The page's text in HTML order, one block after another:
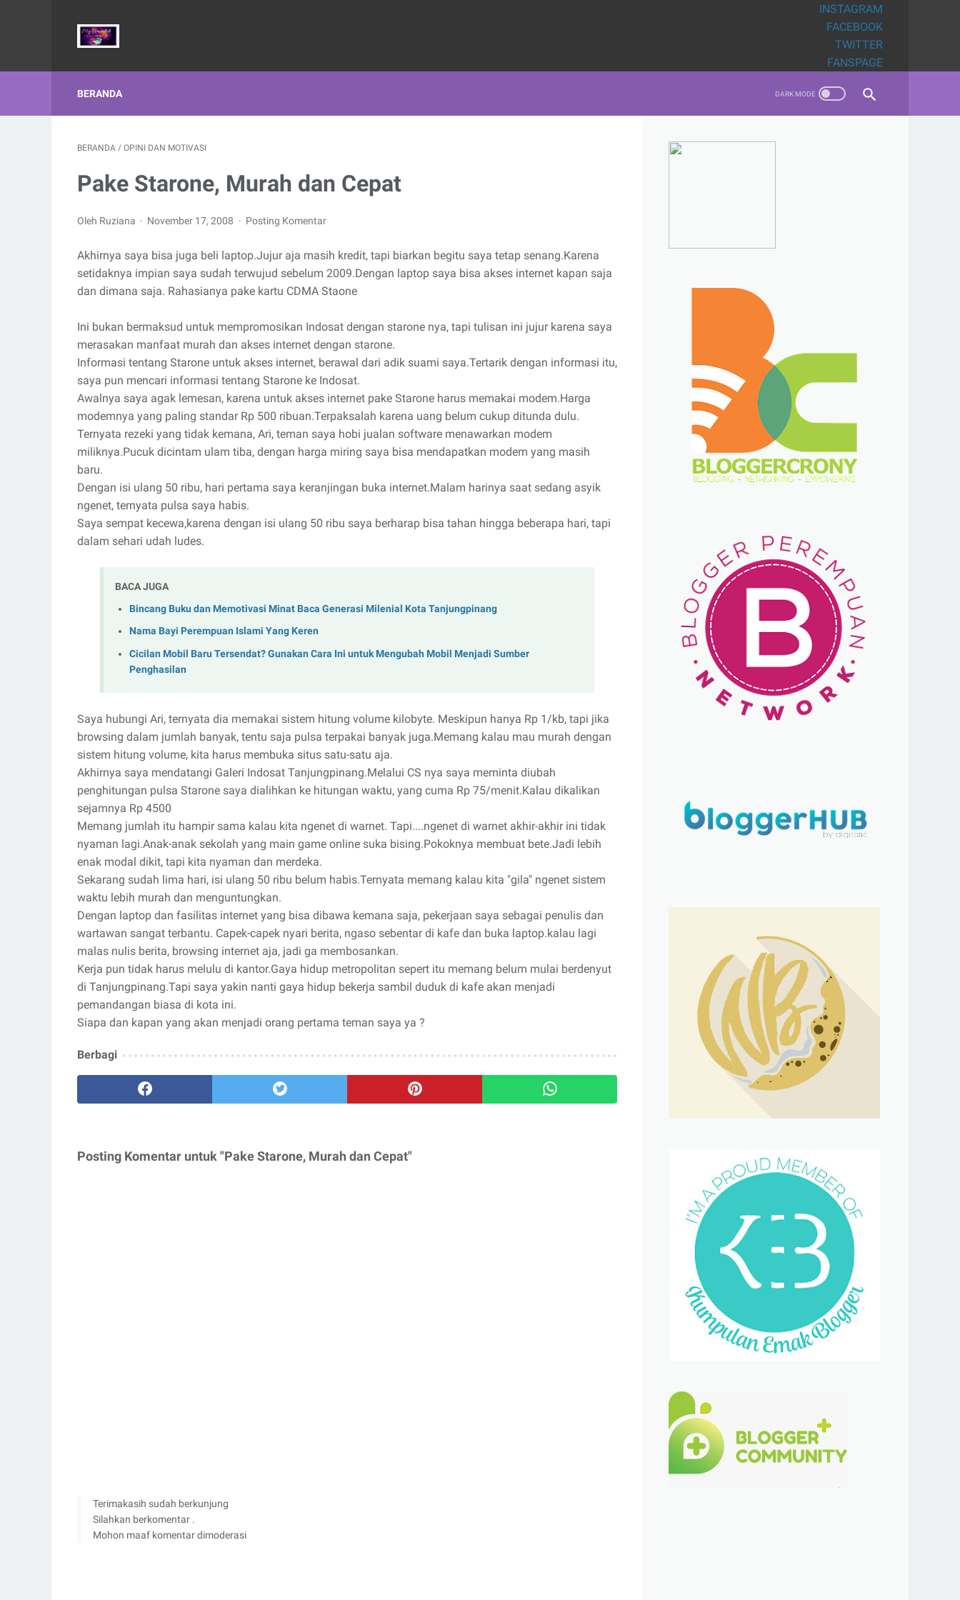
INSTAGRAM
FACEBOOK
TWITTER
FANSPAGE
BERANDA
BERANDA / OPINI DAN MOTIVASI
Pake Starone, Murah dan Cepat
Oleh Ruziana November 17, 2008 Posting Komentar
Akhirnya saya bisa juga beli laptop.Jujur aja masih kredit, tapi biarkan begitu saya tetap senang.Karena
setidaknya impian saya sudah terwujud sebelum 2009.Dengan laptop saya bisa akses internet kapan saja
dan dimana saja. Rahasianya pake kartu CDMA Staone
Ini bukan bermaksud untuk mempromosikan Indosat dengan starone nya, tapi tulisan ini jujur karena saya
merasakan manfaat murah dan akses internet dengan starone.
Informasi tentang Starone untuk akses internet, berawal dari adik suami saya.Tertarik dengan informasi itu,
saya pun mencari informasi tentang Starone ke Indosat.
Awalnya saya agak lemesan, karena untuk akses internet pake Starone harus memakai modem.Harga
modemnya yang paling standar Rp 500 ribuan.Terpaksalah karena uang belum cukup ditunda dulu.
Ternyata rezeki yang tidak kemana, Ari, teman saya hobi jualan software menawarkan modem
miliknya.Pucuk dicintam ulam tiba, dengan harga miring saya bisa mendapatkan modem yang masih
baru.
Dengan isi ulang 50 ribu, hari pertama saya keranjingan buka internet.Malam harinya saat sedang asyik
ngenet, ternyata pulsa saya habis.
Saya sempat kecewa,karena dengan isi ulang 50 ribu saya berharap bisa tahan hingga beberapa hari, tapi
dalam sehari udah ludes.
BACA JUGA
Bincang Buku dan Memotivasi Minat Baca Generasi Milenial Kota Tanjungpinang
Nama Bayi Perempuan Islami Yang Keren
Cicilan Mobil Baru Tersendat? Gunakan Cara Ini untuk Mengubah Mobil Menjadi Sumber
Penghasilan
Saya hubungi Ari, ternyata dia memakai sistem hitung volume kilobyte. Meskipun hanya Rp 1/kb, tapi jika
browsing dalam jumlah banyak, tentu saja pulsa terpakai banyak juga.Memang kalau mau murah dengan
sistem hitung volume, kita harus membuka situs satu-satu aja.
Akhirnya saya mendatangi Galeri Indosat Tanjungpinang.Melalui CS nya saya meminta diubah
penghitungan pulsa Starone saya dialihkan ke hitungan waktu, yang cuma Rp 75/menit.Kalau dikalikan
sejamnya Rp 4500
Memang jumlah itu hampir sama kalau kita ngenet di warnet. Tapi....ngenet di warnet akhir-akhir ini tidak
nyaman lagi.Anak-anak sekolah yang main game online suka bising.Pokoknya membuat bete.Jadi lebih
enak modal dikit, tapi kita nyaman dan merdeka.
Sekarang sudah lima hari, isi ulang 50 ribu belum habis.Ternyata memang kalau kita "gila" ngenet sistem
waktu lebih murah dan menguntungkan.
Dengan laptop dan fasilitas internet yang bisa dibawa kemana saja, pekerjaan saya sebagai penulis dan
wartawan sangat terbantu. Capek-capek nyari berita, ngaso sebentar di kafe dan buka laptop.kalau lagi
malas nulis berita, browsing internet aja, jadi ga membosankan.
Kerja pun tidak harus melulu di kantor.Gaya hidup metropolitan sepert itu memang belum mulai berdenyut
di Tanjungpinang.Tapi saya yakin nanti gaya hidup bekerja sambil duduk di kafe akan menjadi
pemandangan biasa di kota ini.
Siapa dan kapan yang akan menjadi orang pertama teman saya ya ?
Berbagi
Posting Komentar untuk "Pake Starone, Murah dan Cepat"
Terimakasih sudah berkunjung
Silahkan berkomentar .
Mohon maaf komentar dimoderasi